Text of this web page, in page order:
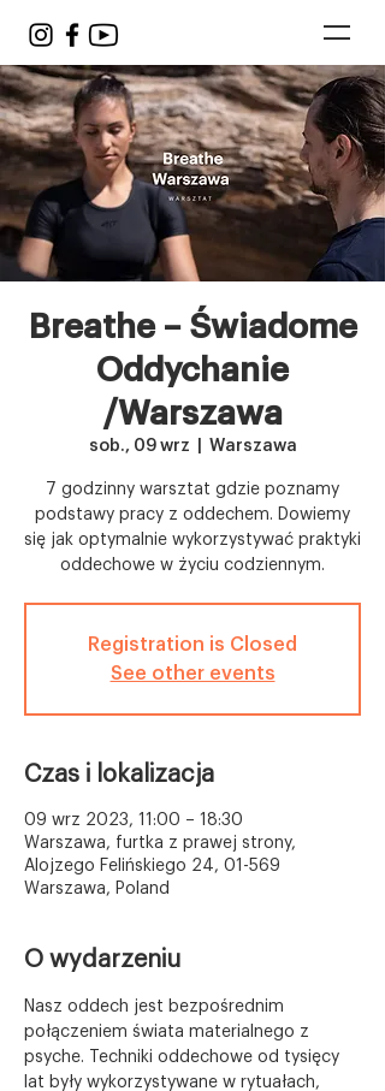
Breathe – Świadome
Oddychanie
/Warszawa
sob., 09 wrz Warszawa
7 godzinny warsztat gdzie poznamy
podstawy pracy z oddechem. Dowiemy
się jak optymalnie wykorzystywać praktyki
oddechowe w życiu codziennym.
Registration is Closed
See other events
Czas i lokalizacja
09 wrz 2023, 11:00 – 18:30
Warszawa, furtka z prawej strony,
Alojzego Felińskiego 24, 01-569
Warszawa, Poland
O wydarzeniu
Nasz oddech jest bezpośrednim
połączeniem świata materialnego z
psyche. Techniki oddechowe od tysięcy
lat były wykorzystywane w rytuałach,